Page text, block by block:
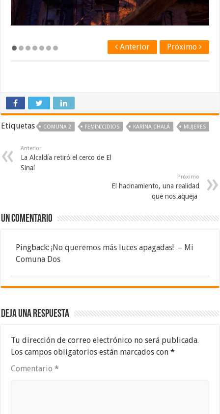
Próximo
Anterior
Etiquetas COMUNA 2 FEMINICIDIOS KARINA CHALÁ MUJERES
Anterior
La Alcaldía retiró el cerco de El
Sinaí
Próximo
El hacinamiento, una realidad
que nos aqueja
Un comentario
Pingback:¡No queremos más luces apagadas! – Mi
Comuna Dos
Deja una respuesta
Tu dirección de correo electrónico no será publicada.
Los campos obligatorios están marcados con*
Comentario*